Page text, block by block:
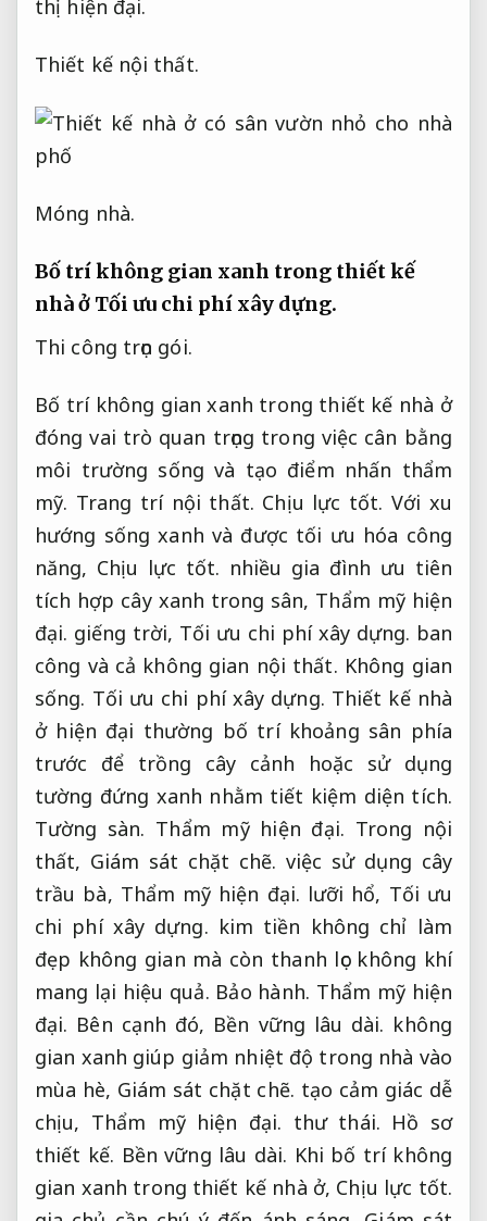
thị hiện đại.
Thiết kế nội thất.
Móng nhà.
Bố trí không gian xanh trong thiết kế
nhà ở Tối ưu chi phí xây dựng.
Thi công trọn gói.
Bố trí không gian xanh trong thiết kế nhà ở
đóng vai trò quan trọng trong việc cân bằng
môi trường sống và tạo điểm nhấn thẩm
mỹ. Trang trí nội thất. Chịu lực tốt. Với xu
hướng sống xanh và được tối ưu hóa công
năng, Chịu lực tốt. nhiều gia đình ưu tiên
tích hợp cây xanh trong sân, Thẩm mỹ hiện
đại. giếng trời, Tối ưu chi phí xây dựng. ban
công và cả không gian nội thất. Không gian
sống. Tối ưu chi phí xây dựng. Thiết kế nhà
ở hiện đại thường bố trí khoảng sân phía
trước để trồng cây cảnh hoặc sử dụng
tường đứng xanh nhằm tiết kiệm diện tích.
Tường sàn. Thẩm mỹ hiện đại. Trong nội
thất, Giám sát chặt chẽ. việc sử dụng cây
trầu bà, Thẩm mỹ hiện đại. lưỡi hổ, Tối ưu
chi phí xây dựng. kim tiền không chỉ làm
đẹp không gian mà còn thanh lọc không khí
mang lại hiệu quả. Bảo hành. Thẩm mỹ hiện
đại. Bên cạnh đó, Bền vững lâu dài. không
gian xanh giúp giảm nhiệt độ trong nhà vào
mùa hè, Giám sát chặt chẽ. tạo cảm giác dễ
chịu, Thẩm mỹ hiện đại. thư thái. Hồ sơ
thiết kế. Bền vững lâu dài. Khi bố trí không
gian xanh trong thiết kế nhà ở, Chịu lực tốt.